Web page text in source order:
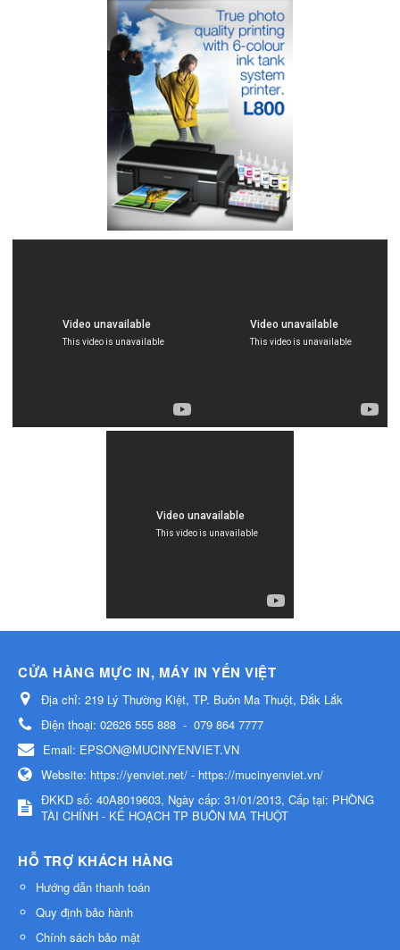
CỬA HÀNG MỰC IN, MÁY IN YẾN VIỆT
Địa chỉ: 219 Lý Thường Kiệt, TP. Buôn Ma Thuột, Đắk Lắk
Điện thoại: 02626 555 888 - 079 864 7777
Email: EPSON@MUCINYENVIET.VN
Website: https://yenviet.net/ - https://mucinyenviet.vn/
ĐKKD số: 40A8019603, Ngày cấp: 31/01/2013, Cấp tại: PHÒNG
TÀI CHÍNH - KẾ HOẠCH TP BUÔN MA THUỘT
HỖ TRỢ KHÁCH HÀNG
Hướng dẫn thanh toán
Quy định bảo hành
Chính sách bảo mật